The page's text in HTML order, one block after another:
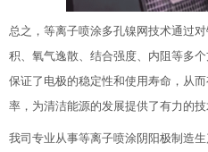
总之，等离子喷涂多孔镍网技术通过
积、氧气逸散、结合强度、内阻等多
保证了电极的稳定性和使用寿命，从
率，为清洁能源的发展提供了有力的技
我司专业从事等离子喷涂阴阳极制造